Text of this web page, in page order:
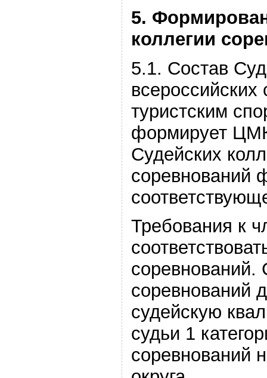
5.
коллегии
5.1. Состав
туристским
формирует
Судейских
Требования к
соревнований.
соревнований
судейскую
судьи 1
соревнований